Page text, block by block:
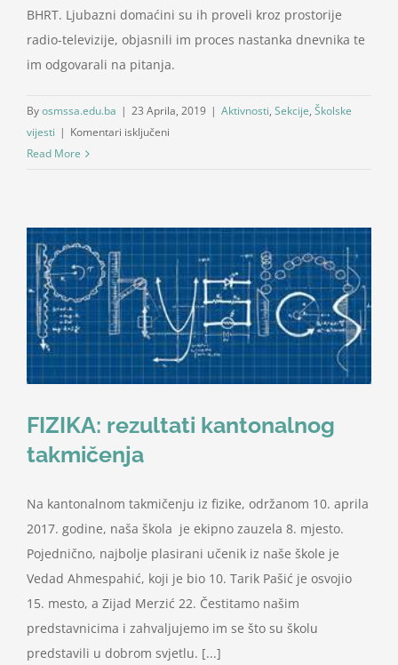
BHRT. Ljubazni domaćini su ih proveli kroz prostorije
radio-televizije, objasnili im proces nastanka dnevnika te
im odgovarali na pitanja.
Byosmssa.edu.ba | 23 Aprila, 2019 | Aktivnosti, Sekcije, Školske
vijesti | Komentari isključeni
BHRT-
Read More
FIZIKA: rezultati kantonalnog
takmičenja
Na kantonalnom takmičenju iz fizike, održanom 10. aprila
2017. godine, naša škola je ekipno zauzela 8. mjesto.
Pojednično, najbolje plasirani učenik iz naše škole je
Vedad Ahmespahić, koji je bio 10. Tarik Pašić je osvojio
15. mesto, a Zijad Merzić 22. Čestitamo našim
predstavnicima i zahvaljujemo im se što su školu
predstavili u dobrom svjetlu. [...]